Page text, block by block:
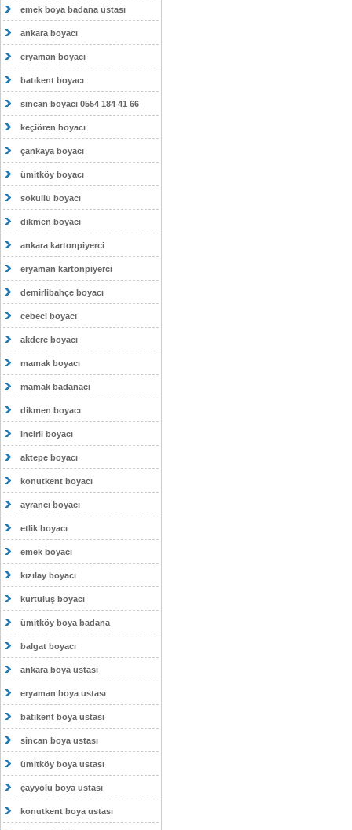
emek boya badana ustası
ankara boyacı
eryaman boyacı
batıkent boyacı
sincan boyacı 0554 184 41 66
keçiören boyacı
çankaya boyacı
ümitköy boyacı
sokullu boyacı
dikmen boyacı
ankara kartonpiyerci
eryaman kartonpiyerci
demirlibahçe boyacı
cebeci boyacı
akdere boyacı
mamak boyacı
mamak badanacı
dikmen boyacı
incirli boyacı
aktepe boyacı
konutkent boyacı
ayrancı boyacı
etlik boyacı
emek boyacı
kızılay boyacı
kurtuluş boyacı
ümitköy boya badana
balgat boyacı
ankara boya ustası
eryaman boya ustası
batıkent boya ustası
sincan boya ustası
ümitköy boya ustası
çayyolu boya ustası
konutkent boya ustası